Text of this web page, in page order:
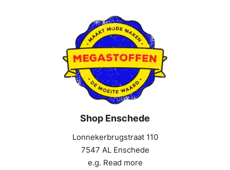
Shop Enschede
Lonnekerbrugstraat 110
7547 AL Enschede
e.g. Read more